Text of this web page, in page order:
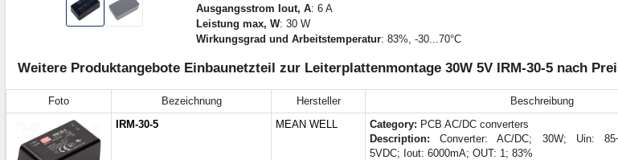
Ausgangsstrom Iout, A: 6 A
Leistung max, W: 30 W
Wirkungsgrad und Arbeitstemperatur: 83%, -30...70°C
Weitere Produktangebote Einbaunetzteil zur Leiterplattenmontage 30W 5V IRM-30-5 nach
Foto Bezeichnung Hersteller Beschreibung
IRM-30-5
MEAN WELL Category: PCB AC/DC converters
Description: Converter: AC/DC; 30W; Uin:
5VDC; Iout: 6000mA; OUT: 1; 83%